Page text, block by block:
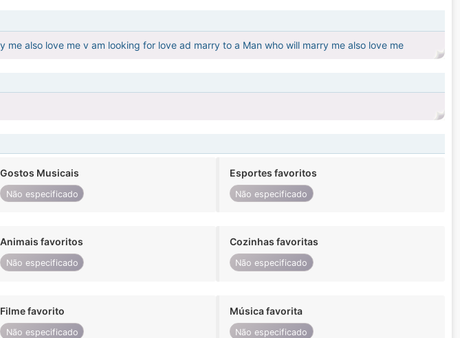
also love me v am looking for love ad marry to a Man who will marry me also love me
Gostos Musicais
Não especificado
Esportes favoritos
Não especificado
Animais favoritos
Não especificado
Cozinhas favoritas
Não especificado
Filme favorito
Não especificado
Música favorita
Não especificado